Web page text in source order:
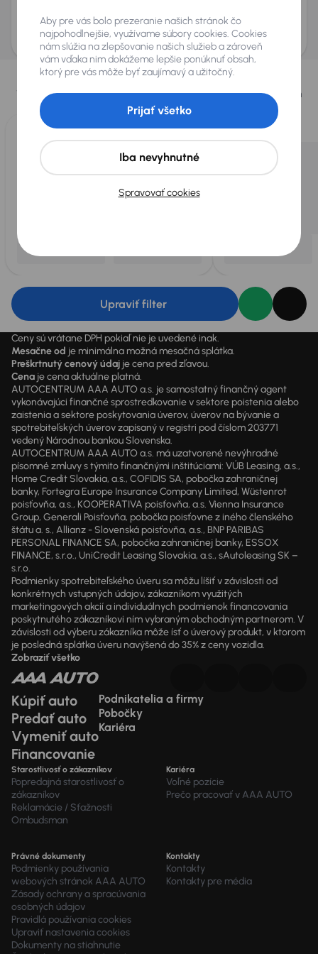
AURES Holdings a.s., so sídlom Dopravákov 874/15, Čimice, 184 00 Praha 8 bude
uchovávať a spracovávať vaše osobné údaje v súlade so zásadami ochrany a
spracovania osobných údajov.
Vybrali sme pre vás
Vyberáme pre vás tienajlepšie vozidláz našej ponuky. Každý deň
pre vás vykúpimeaž 400 vozidiel
Upraviť filter
Ceny sú vrátane DPH pokiaľ nie je uvedené inak.
Mesačne od je minimálna možná mesačná splátka.
Preškrtnutý cenový údaj je cena pred zľavou.
Cena je cena aktuálne platná.
AUTOCENTRUM AAA AUTO a.s. je samostatný finančný agent
vykonávajúci finančné sprostredkovanie v sektore poistenia alebo
zaistenia a sektore poskytovania úverov, úverov na bývanie a
spotrebiteľských úverov zapísaný v registri pod číslom 203771
vedený Národnou bankou Slovenska.
AUTOCENTRUM AAA AUTO a.s. má uzatvorené nevýhradné
písomné zmluvy s týmito finančnými inštitúciami: VÚB Leasing, a.s.,
Home Credit Slovakia, a.s., COFIDIS SA, pobočka zahraničnej
banky, Fortegra Europe Insurance Company Limited, Wüstenrot
poisťovňa, a.s., KOOPERATIVA poisťovňa, a.s. Vienna Insurance
Group, Generali Poisťovňa, pobočka poisťovne z iného členského
štátu a. s., Allianz - Slovenská poisťovňa, a.s., BNP PARIBAS
PERSONAL FINANCE SA, pobočka zahraničnej banky, ESSOX
FINANCE, s.r.o., UniCredit Leasing Slovakia, a.s., sAutoleasing SK –
s.r.o.
Podmienky spotrebiteľského úveru sa môžu líšiť v závislosti od
konkrétnych vstupných údajov, zákazníkom využitých
marketingových akcií a individuálnych podmienok financovania
poskytnutého zákazníkovi ním vybraným obchodným partnerom. V
závislosti od výberu zákazníka môže ísť o úverový produkt, v ktorom
je posledná splátka úveru navýšená do 35% z ceny vozidla.
Zobraziť všetko
Kúpiť auto
Predať auto
Vymeniť auto
Financovanie
Podnikatelia a firmy
Pobočky
Kariéra
Starostlivosť o zákazníkov
Popredajná starostlivosť o
zákazníkov
Reklamácie / Sťažnosti
Ombudsman
Kariéra
Voľné pozície
Prečo pracovať v AAA AUTO
Právné dokumenty
Podmienky používania
webových stránok AAA AUTO
Zásady ochrany a spracúvania
osobných údajov
Pravidlá používania cookies
Upraviť nastavenia cookies
Dokumenty na stiahnutie
Kontakty
Kontakty
Kontakty pre média
Aby pre vás bolo prezeranie našich stránok čo
najpohodlnejšie, využívame súbory cookies. Cookies
nám slúžia na zlepšovanie našich služieb a zároveň
vám vďaka nim dokážeme lepšie ponúknuť obsah,
ktorý pre vás môže byť zaujímavý a užitočný.
Spravovať cookies
Iba nevyhnutné
Prijať všetko